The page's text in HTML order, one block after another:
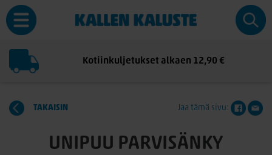
Kotiinkuljetukset alkaen 12,90 €
TAKAISIN Jaa tämä sivu:
UNIPUU PARVISÄNKY